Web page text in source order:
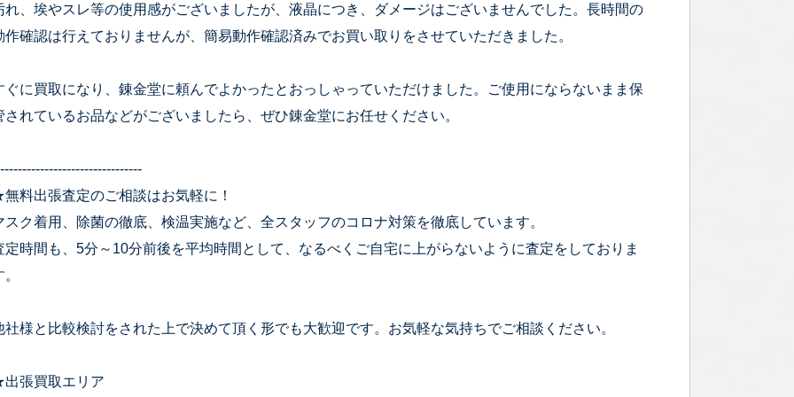
れ、埃やスレ等の使用感がございましたが、液晶につき、ダメージはございませんでした。長時間の
作確認は行えておりませんが、簡易動作確認済みでお買い取りをさせていただきました。
ぐに買取になり、錬金堂に頼んでよかったとおっしゃっていただけました。ご使用にならないまま保
されているお品などがございましたら、ぜひ錬金堂にお任せください。
料出張査定のご相談はお気軽に！
スク着用、除菌の徹底、検温実施など、全スタッフのコロナ対策を徹底しています。
定時間も、5分～10分前後を平均時間として、なるべくご自宅に上がらないように査定をしておりま
社様と比較検討をされた上で決めて頂く形でも大歓迎です。お気軽な気持ちでご相談ください。
張買取エリア